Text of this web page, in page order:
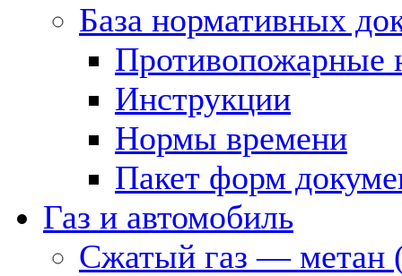
База нормативных
Противопожарные
Инструкции
Нормы времени
Пакет форм
Газ и автомобиль
Сжатый газ — метан